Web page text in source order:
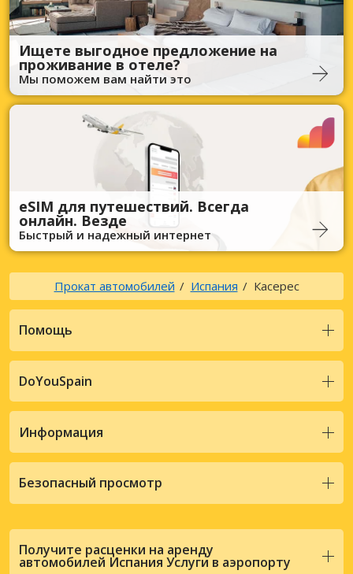
Ищете выгодное предложение на
проживание в отеле?
Мы поможем вам найти это
eSIM для путешествий. Всегда
онлайн. Везде
Быстрый и надежный интернет
Прокат автомобилей Испания Касерес
Помощь
DoYouSpain
Информация
Безопасный просмотр
Получите расценки на аренду
автомобилей Испания Услуги в аэропорту